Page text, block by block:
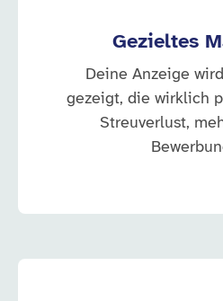
Gezieltes
Deine Anzeige
gezeigt, die wirklich
Streuverlust,